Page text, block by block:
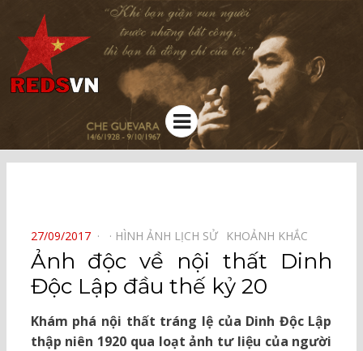
Kênh chia sẻ tri thức cộng đồng
Menu
POSTED
ON
27/09/2017 HÌNH ẢNH LỊCH SỬ⠀ KHOẢNH KHẮC⠀
Ảnh độc về nội thất Dinh
Độc Lập đầu thế kỷ 20
Khám phá nội thất tráng lệ của Dinh Độc Lập
thập niên 1920 qua loạt ảnh tư liệu của người